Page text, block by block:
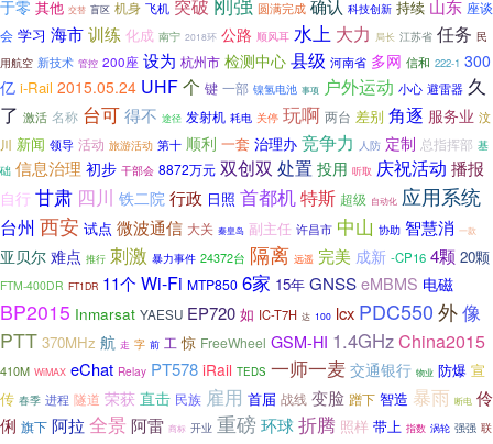
于零 其他 交替 盲区 机身 飞机 突破 圆满完成 确认 科技创新 持续 山东 座谈
会 学习 海市训练 化成 南宁 2018环 公路 顺风耳 水上 大力 局长 江苏省 任务 民
用航空 新技术 管控 200座 设为 杭州市 检测中心 县级 河南省 多网 信和 222-1 300
亿 i-Rail 2015.05.24 UHF个 键 一部 镍氢电池 事项 户外运动 小心 避雷器 久
了 激活 名称 台可得不 途径 发射机 耗电 关停 玩啊 两台 差别 角逐 服务业 汶
川 新闻 领导 活动 旅游活动 第十 顺利 一套 治理办 竞争力 人防 定制 总指挥部 基
础 信息治理 初步 干部会 8872万元 双创双 处置 投用 听取 庆祝活动 播报
自行 甘肃 四川 铁二院 行政 日照 首都机特斯 超级 自动化 应用系统
台州 西安 试点 微波通信 大关 秦皇岛 副主任 许昌市 中山 协助 智慧消 一款
亚贝尔 难点 推行 刺激 暴力事件 24372台 隔离 远遥 完美 成新 -CP16 4颗 20颗
FTM-400DR FT1DR 11个 Wi-Fi MTP850 6家 15年 GNSSeMBMS 电磁
BP2015 Inmarsat YAESU EP720 如 IC-T7H 达 100 lcx PDC550外像
PTT 370MHz 航 走 字 前 工 惊 FreeWheel GSM-HI 1.4GHzChina2015
410M WiMAX eChat Relay PT578 iRail TEDS 一师一麦 交通银行 物业 防爆 宣
传 春季 进程 隧道 荣获 直击 民族 雇用 首届 战线 变脸 蹭下 智造 暴雨 断电 伶
俐 旗下 阿拉 全景 阿雷 商标 开业 重磅 环球折腾 照样 带上 指数 涡轮 强强 联